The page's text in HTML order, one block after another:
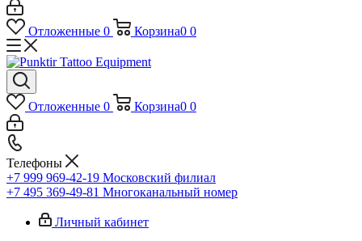
Отложенные 0 Корзина0 0
Отложенные 0 Корзина0 0
Телефоны
+7 999 969-42-19 Московский филиал
+7 495 369-49-81 Многоканальный номер
Личный кабинет